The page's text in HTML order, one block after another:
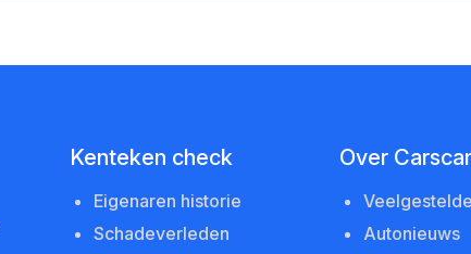
Kenteken check
Eigenaren historie
Schadeverleden
Over
Autonieuws